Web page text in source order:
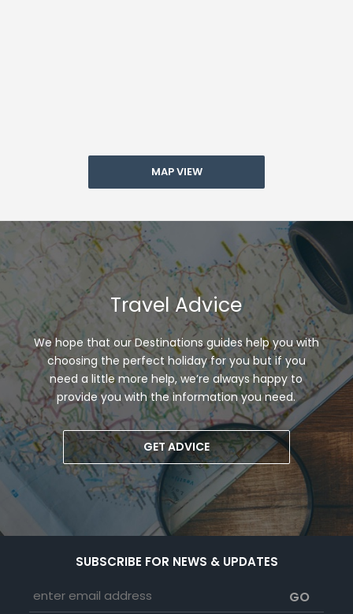
MAP VIEW
Travel Advice
We hope that our Destinations guides help you with
choosing the perfect holiday for you but if you
need a little more help, we’re always happy to
provide you with the information you need.
GET ADVICE
SUBSCRIBE FOR NEWS & UPDATES